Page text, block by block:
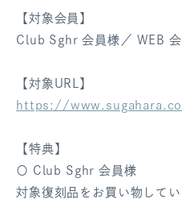
【対象会員】
Club Sghr 会員様／ WEB
【対象URL】
https://
【特典】
〇 Club Sghr 会員様
対象復刻品をお買い物して